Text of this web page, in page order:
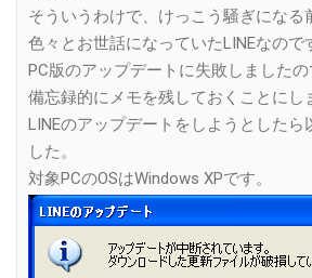
そういうわけで、けっこう騒ぎになる
色々とお世話になっていたLINEなので
PC版のアップデートに失敗しましたの
備忘録的にメモを残しておくことにし
LINEのアップデートをしようとしたら
した。
対象PCのOSはWindows XPです。